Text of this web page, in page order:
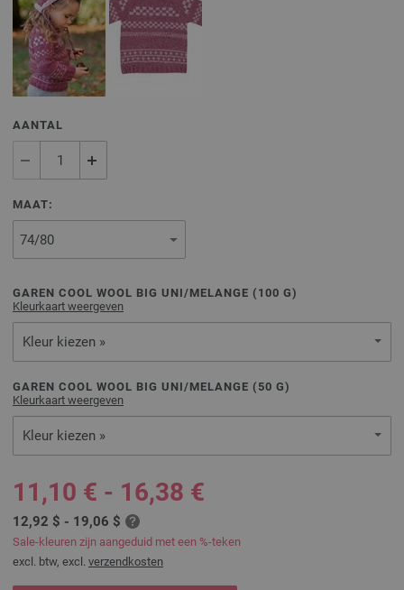
AANTAL
MAAT:
GAREN COOL WOOL BIG UNI/MELANGE ( 100 G)
Kleurkaart weergeven
Kleur kiezen »
GAREN COOL WOOL BIG UNI/MELANGE ( 50 G)
Kleurkaart weergeven
Kleur kiezen »
11,10 € - 16,38 €
12,92 $ - 19,06 $
Sale-kleuren zijn aangeduid met een %-teken
excl. btw, excl. verzendkosten